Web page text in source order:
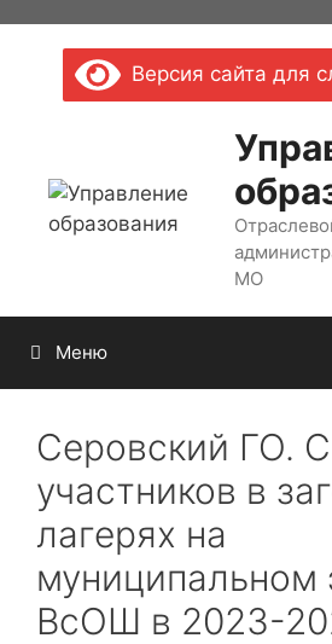
содержимомуВерсия сайта для
МО
Меню
Серовский ГО.
участников в
лагерях на
муниципальном
ВсОШ в 2023-